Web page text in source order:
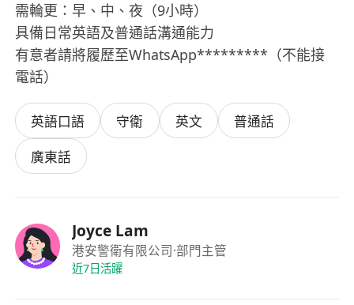
需輪更：早、中、夜（9小時）
具備日常英語及普通話溝通能力
有意者請將履歷至WhatsApp*********（不能接
電話）
英語口語 守衛 英文
普通話
廣東話
Joyce Lam
港安警衛有限公司·部門主管
近7日活躍